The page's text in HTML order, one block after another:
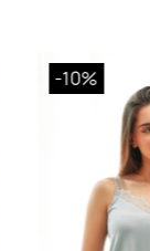
-10%